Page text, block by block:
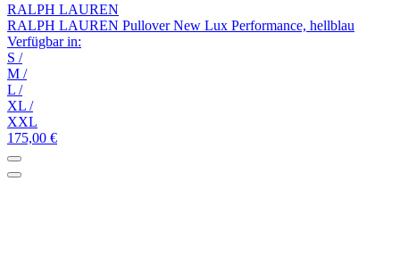
RALPH LAUREN
RALPH LAUREN Pullover New Lux Performance, hellblau
Verfügbar in:
S /
M /
L /
XL /
XXL
175,00 €